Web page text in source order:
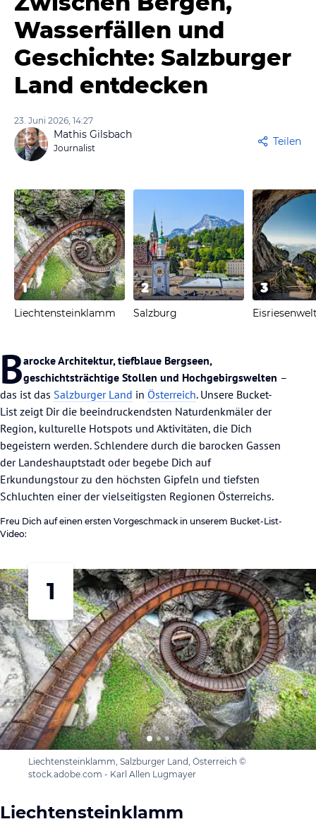
Wasserfällen und
Geschichte: Salzburger
Land entdecken
23. Juni 2026, 14:27
Mathis Gilsbach
Journalist
Teilen
1
Liechtensteinklamm
2
Salzburg
3
Barocke Architektur, tiefblaue Bergseen,
geschichtsträchtige Stollen und Hochgebirgswelten –
das ist das Salzburger Land in Österreich. Unsere Bucket-
List zeigt Dir die beeindruckendsten Naturdenkmäler der
Region, kulturelle Hotspots und Aktivitäten, die Dich
begeistern werden. Schlendere durch die barocken Gassen
der Landeshauptstadt oder begebe Dich auf
Erkundungstour zu den höchsten Gipfeln und tiefsten
Schluchten einer der vielseitigsten Regionen Österreichs.
Freu Dich auf einen ersten Vorgeschmack in unserem Bucket-List-
Video:
1
Liechtensteinklamm, Salzburger Land, Österreich ©
stock.adobe.com - Karl Allen Lugmayer
Liechtensteinklamm